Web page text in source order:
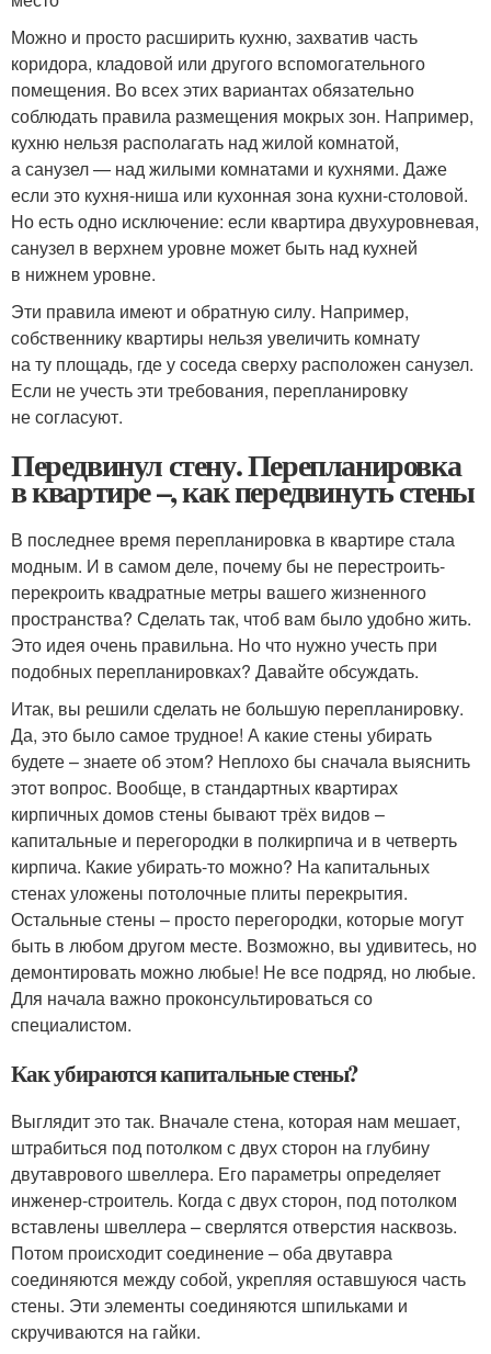
Можно и просто расширить кухню, захватив часть
коридора, кладовой или другого вспомогательного
помещения. Во всех этих вариантах обязательно
соблюдать правила размещения мокрых зон. Например,
кухню нельзя располагать над жилой комнатой,
а санузел — над жилыми комнатами и кухнями. Даже
если это кухня-ниша или кухонная зона кухни-столовой.
Но есть одно исключение: если квартира двухуровневая,
санузел в верхнем уровне может быть над кухней
в нижнем уровне.
Эти правила имеют и обратную силу. Например,
собственнику квартиры нельзя увеличить комнату
на ту площадь, где у соседа сверху расположен санузел.
Если не учесть эти требования, перепланировку
не согласуют.
Передвинул стену. Перепланировка
в квартире –, как передвинуть стены
В последнее время перепланировка в квартире стала
модным. И в самом деле, почему бы не перестроить-
перекроить квадратные метры вашего жизненного
пространства? Сделать так, чтоб вам было удобно жить.
Это идея очень правильна. Но что нужно учесть при
подобных перепланировках? Давайте обсуждать.
Итак, вы решили сделать не большую перепланировку.
Да, это было самое трудное! А какие стены убирать
будете – знаете об этом? Неплохо бы сначала выяснить
этот вопрос. Вообще, в стандартных квартирах
кирпичных домов стены бывают трёх видов –
капитальные и перегородки в полкирпича и в четверть
кирпича. Какие убирать-то можно? На капитальных
стенах уложены потолочные плиты перекрытия.
Остальные стены – просто перегородки, которые могут
быть в любом другом месте. Возможно, вы удивитесь, но
демонтировать можно любые! Не все подряд, но любые.
Для начала важно проконсультироваться со
специалистом.
Как убираются капитальные стены?
Выглядит это так. Вначале стена, которая нам мешает,
штрабиться под потолком с двух сторон на глубину
двутаврового швеллера. Его параметры определяет
инженер-строитель. Когда с двух сторон, под потолком
вставлены швеллера – сверлятся отверстия насквозь.
Потом происходит соединение – оба двутавра
соединяются между собой, укрепляя оставшуюся часть
стены. Эти элементы соединяются шпильками и
скручиваются на гайки.